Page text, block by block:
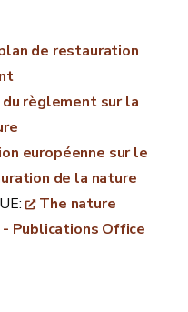
de restauration
règlement sur la
européenne sur le
de la nature
The nature
Publications Office